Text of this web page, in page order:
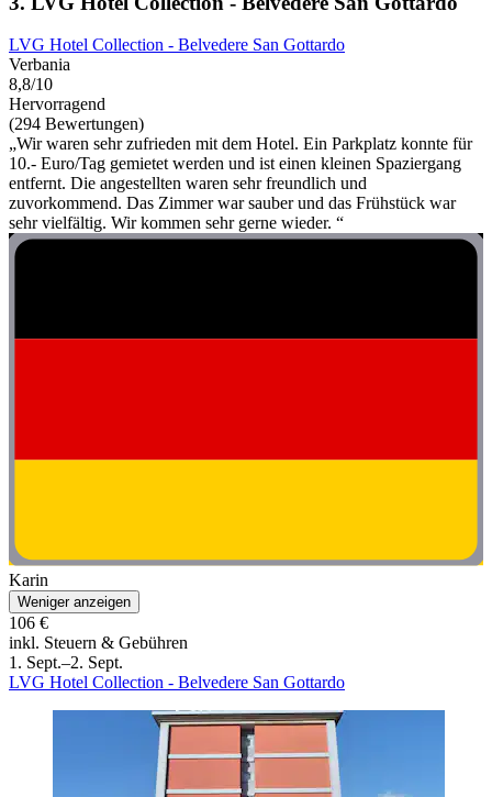
LVG Hotel Collection - Belvedere San Gottardo
Verbania
8,8/10
Hervorragend
(294 Bewertungen)
„Wir waren sehr zufrieden mit dem Hotel. Ein Parkplatz konnte für
10.- Euro/Tag gemietet werden und ist einen kleinen Spaziergang
entfernt. Die angestellten waren sehr freundlich und
zuvorkommend. Das Zimmer war sauber und das Frühstück war
sehr vielfältig. Wir kommen sehr gerne wieder. “
Karin
Weniger anzeigen
106 €
inkl. Steuern & Gebühren
1. Sept.–2. Sept.
LVG Hotel Collection - Belvedere San Gottardo